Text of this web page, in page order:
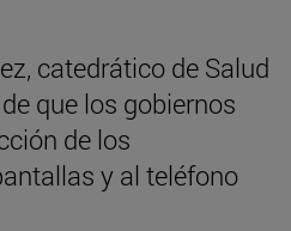
catedrático de Salud
que los gobiernos
de los
y al teléfono